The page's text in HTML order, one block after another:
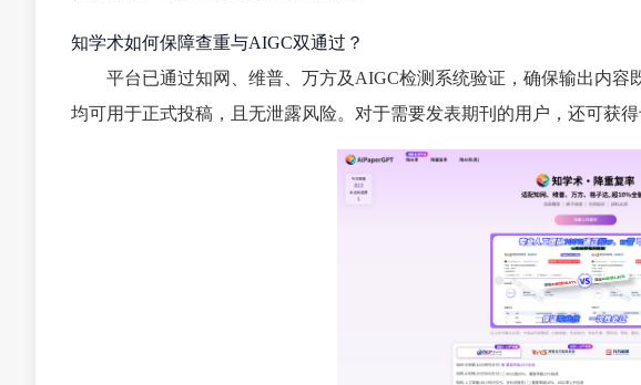
知学术如何保障查重与AIGC双通过？
平台已通过知网、维普、万方及AIGC检测系统验证，确保输出内
均可用于正式投稿，且无泄露风险。对于需要发表期刊的用户，还可获